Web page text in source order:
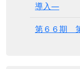
導入―
第６６期